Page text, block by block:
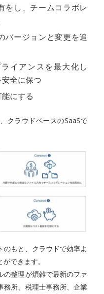
をし、チームコラボレ
バージョンと変更を追
イアンスを最大化し
全に保つ
にする
クラウドベースのSaaSで
のもと、クラウドで効率よ
できます。
の整理が煩雑で最新のファ
務所、税理士事務所、企業